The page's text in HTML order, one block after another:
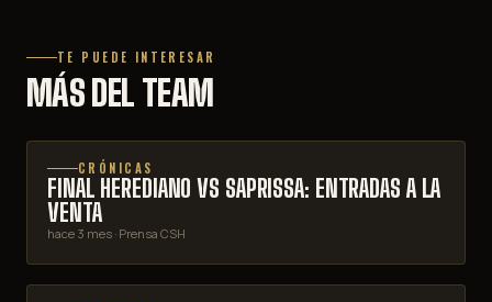
TE PUEDE INTERESAR
MÁS DEL TEAM
CRÓNICAS
FINAL HEREDIANO VS SAPRISSA: ENTRADAS A LA
VENTA
hace 3 mes · Prensa CSH